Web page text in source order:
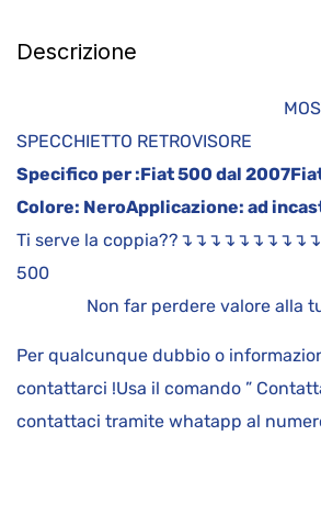
Descrizione
SPECCHIETTO
Specifico per :Fiat 500 dal 2007
Colore: NeroApplicazione: ad
Ti serve la
500
Non far perdere valore alla
Per qualcunque dubbio o
contattarci !Usa il comando ”
contattaci tramite whatapp al